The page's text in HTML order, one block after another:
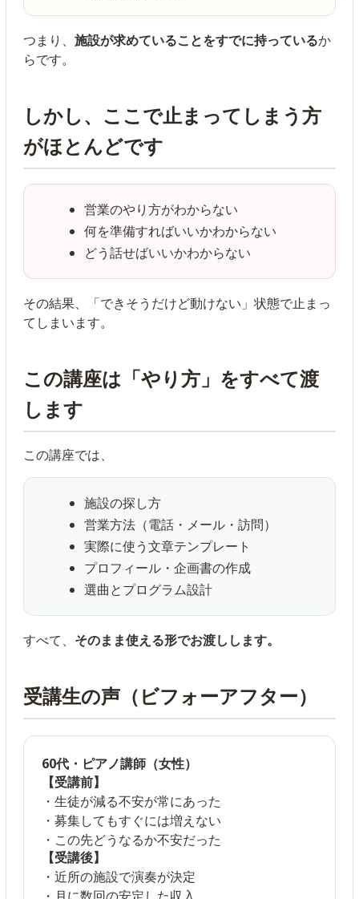
つまり、 施設が求めていることをすでに持っているか
らです。
しかし、ここで止まってしまう方
がほとんどです
営業のやり方がわからない
何を準備すればいいかわからない
どう話せばいいかわからない
その結果、「できそうだけど動けない」状態で止まっ
てしまいます。
この講座は「やり方」をすべて渡
します
この講座では、
施設の探し方
営業方法（電話・メール・訪問）
実際に使う文章テンプレート
プロフィール・企画書の作成
選曲とプログラム設計
すべて、 そのまま使える形でお渡しします。
受講生の声（ビフォーアフター）
60代・ピアノ講師（女性）
【受講前】
・生徒が減る不安が常にあった
・募集してもすぐには増えない
・この先どうなるか不安だった
【受講後】
・近所の施設で演奏が決定